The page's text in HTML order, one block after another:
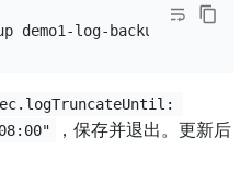
，保存并退出。更新后